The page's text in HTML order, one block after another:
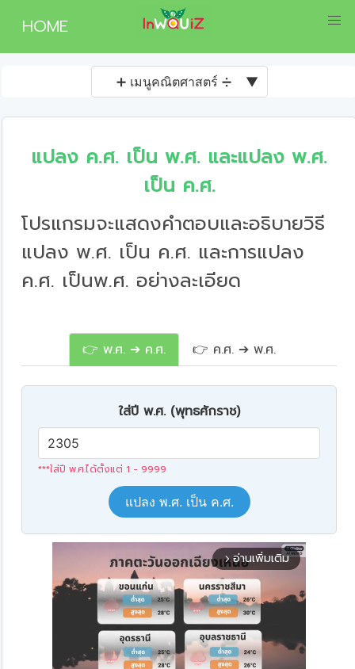
HOME
➕ เมนูคณิตศาสตร์ ➗ ▼
แปลง ค.ศ. เป็น พ.ศ. และแปลง พ.ศ.
เป็น ค.ศ.
โปรแกรมจะแสดงคำตอบและอธิบายวิธี
แปลง พ.ศ. เป็น ค.ศ. และการแปลง
ค.ศ. เป็นพ.ศ. อย่างละเอียด
👉 พ.ศ. ➔ ค.ศ. 👉 ค.ศ. ➔ พ.ศ.
ใส่ปี พ.ศ. (พุทธศักราช)
***ใส่ปี พ.ศ.ได้ตั้งแต่ 1 - 9999
แปลง พ.ศ. เป็น ค.ศ.
arrow_forward_ios อ่านเพิ่มเติม